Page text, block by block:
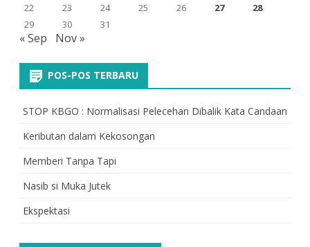
22
23 24 25 26 27
28
29
30 31
« Sep Nov »
POS-POS TERBARU
STOP KBGO : Normalisasi Pelecehan Dibalik Kata Candaan
Keributan dalam Kekosongan
Memberi Tanpa Tapi
Nasib si Muka Jutek
Ekspektasi